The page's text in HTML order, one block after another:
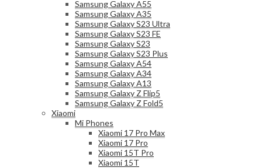
Samsung Galaxy A55
Samsung Galaxy A35
Samsung Galaxy S23 Ultra
Samsung Galaxy S23 FE
Samsung Galaxy S23
Samsung Galaxy S23 Plus
Samsung Galaxy A54
Samsung Galaxy A34
Samsung Galaxy A13
Samsung Galaxy Z Flip5
Samsung Galaxy Z Fold5
Xiaomi
Mi Phones
Xiaomi 17 Pro Max
Xiaomi 17 Pro
Xiaomi 15T Pro
Xiaomi 15T